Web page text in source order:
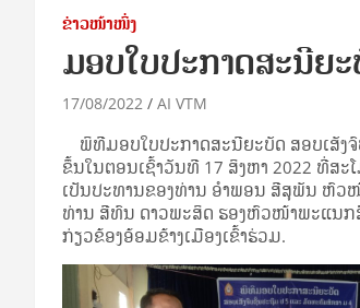
ຂ່າວໜ້າໜຶ່ງ
ມອບໃບປະກາດສະນີຍ
17/08/2022 AI VTM
ພິທີມອບໃບປະກາດສະນີຍະບັດ ສອບເສັງ
ຂຶ້ນໃນຕອນເຊົ້າວັນທີ 17 ສິງຫາ 2022 ທີ່ສ
ເປັນປະທານຂອງທ່ານ ອໍາພອນ ສີສຸພັນ ຫົວໜ້
ທ່ານ ສີທົນ ດາວພະສິດ ຮອງຫົວໜ້າພະແນກ
ກ່ຽວຂ້ອງອ້ອມຂ້າງເມືອງເຂົ້າຮ່ວມ.